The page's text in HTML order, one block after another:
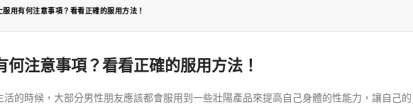
服用有何注意事項？看看正確的服用方法！
何注意事項？看看正確的服用方法！
的時候，大部分男性朋友應該都會服用到一些壯陽產品來提高自己身體的性能力，讓自己的